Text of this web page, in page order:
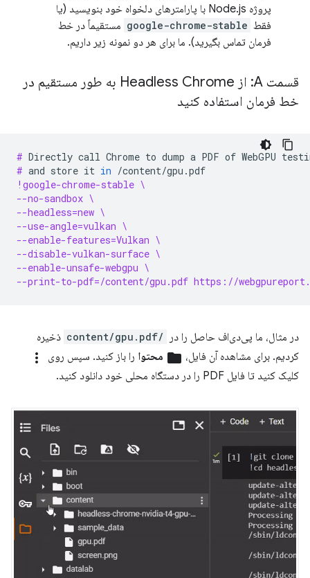
پروژه Node.js با پارامترهای دلخواه خود بنویسید (یا
فقط google-chrome-stable مستقیماً در خط
فرمان تماس بگیرید). ما برای هر دو نمونه زیر داریم.
قسمت A: از Headless Chrome به طور مستقیم در
خط فرمان استفاده کنید
# Directly call Chrome to dump a PDF of WebGPU
# and store it in
!google-chrome-stable \
--no-sandbox \
--headless=new \
--use-angle=vulkan \
--enable-features=Vulkan \
--disable-vulkan-surface \
--enable-unsafe-webgpu \
--print-to-pdf=/content/gpu.pdf https://
در مثال، ما پی‌دی‌اف حاصل را در /content/gpu.pdf
ذخیره
کردیم. برای مشاهده آن فایل، folder محتوا را باز کنید. سپس روی more_vert
کلیک کنید تا فایل PDF را در دستگاه محلی خود دانلود کنید.